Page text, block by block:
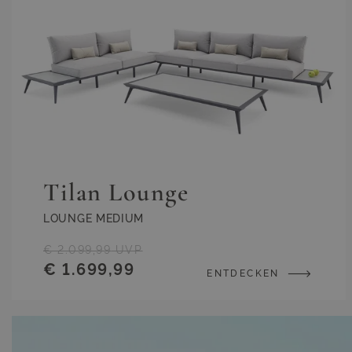
Tilan Lounge
LOUNGE MEDIUM
€ 1.699,99
€ 2.099,99 UVP
ENTDECKEN